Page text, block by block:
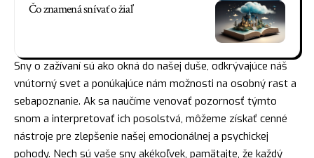
Čo znamená snívať o žiaľ
Sny o zažívaní sú ako okná do našej duše, odkrývajúce náš
vnútorný svet a ponúkajúce nám možnosti na osobný rast a
sebapoznanie. Ak sa naučíme venovať pozornosť týmto
snom a interpretovať ich posolstvá, môžeme získať cenné
nástroje pre zlepšenie našej emocionálnej a psychickej
pohody. Nech sú vaše sny akékoľvek, pamätajte, že každý